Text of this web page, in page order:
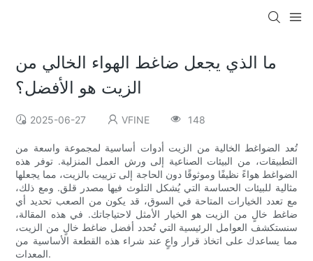
ما الذي يجعل ضاغط الهواء الخالي من
الزيت هو الأفضل؟
2025-06-27 VFINE 148
تُعد الضواغط الخالية من الزيت أدوات أساسية لمجموعة واسعة من
التطبيقات، من البيئات الصناعية إلى ورش العمل المنزلية. توفر هذه
الضواغط هواءً نظيفًا وموثوقًا دون الحاجة إلى تزييت بالزيت، مما يجعلها
مثالية للبيئات الحساسة التي يُشكل التلوث فيها مصدر قلق. ومع ذلك،
مع تعدد الخيارات المتاحة في السوق، قد يكون من الصعب تحديد أي
ضاغط خالٍ من الزيت هو الخيار الأمثل لاحتياجاتك. في هذه المقالة،
سنستكشف العوامل الرئيسية التي تُحدد أفضل ضاغط خالٍ من الزيت،
مما يساعدك على اتخاذ قرار واعٍ عند شراء هذه القطعة الأساسية من
المعدات.